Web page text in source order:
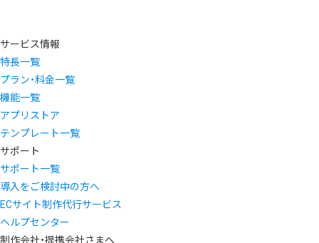
サービス情報
特長一覧
プラン・料金一覧
機能一覧
アプリストア
テンプレート一覧
サポート
サポート一覧
導入をご検討中の方へ
ECサイト制作代行サービス
ヘルプセンター
制作会社・提携会社さまへ